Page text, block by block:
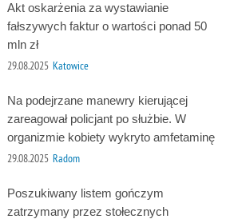
Akt oskarżenia za wystawianie
fałszywych faktur o wartości ponad 50
mln zł
29.08.2025 Katowice
Na podejrzane manewry kierującej
zareagował policjant po służbie. W
organizmie kobiety wykryto amfetaminę
29.08.2025 Radom
Poszukiwany listem gończym
zatrzymany przez stołecznych